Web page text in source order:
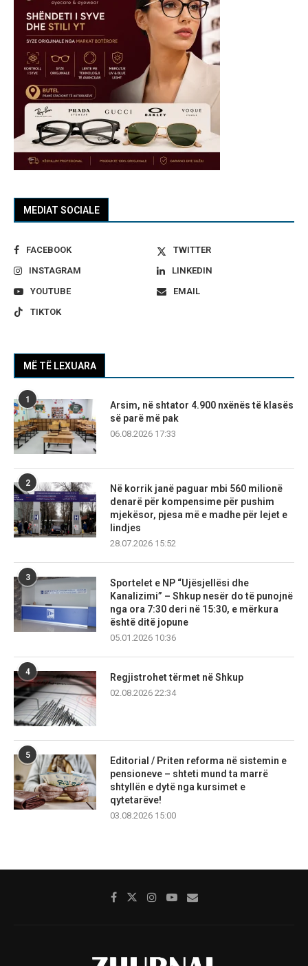
MEDIAT SOCIALE
FACEBOOK
TWITTER
INSTAGRAM
LINKEDIN
YOUTUBE
EMAIL
TIKTOK
MË TË LEXUARA
1
Arsim, në shtator 4.900 nxënës të klasës
së parë më pak
06.08.2026 17:33
2
Në korrik janë paguar mbi 560 milionë
denarë për kompensime për pushim
mjekësor, pjesa më e madhe për lejet e
lindjes
28.07.2026 15:52
3
Sportelet e NP “Ujësjellësi dhe
Kanalizimi” – Shkup nesër do të punojnë
nga ora 7:30 deri në 15:30, e mërkura
është ditë jopune
05.01.2026 10:36
4
Regjistrohet tërmet në Shkup
02.08.2026 22:34
5
Editorial / Priten reforma në sistemin e
pensioneve – shteti mund ta marrë
shtyllën e dytë nga kursimet e
qytetarëve!
03.08.2026 15:00